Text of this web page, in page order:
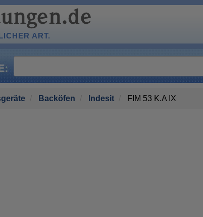
ART.
Backöfen Indesit FIM 53 K.A IX